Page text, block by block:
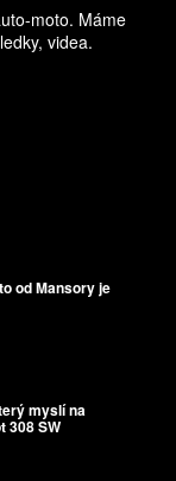
moto. Máme
videa.
od Mansory je
myslí na
308 SW